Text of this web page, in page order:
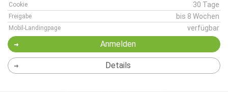
Cookie 30 Tage
Freigabe bis 8 Wochen
Mobil-Landingpage verfügbar
Anmelden
Details